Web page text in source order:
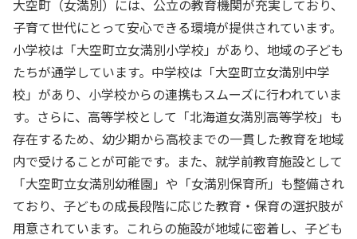
大空町（女満別）には、公立の教育機関が充実しており、
子育て世代にとって安心できる環境が提供されています。
小学校は「大空町立女満別小学校」があり、地域の子ども
たちが通学しています。中学校は「大空町立女満別中学
校」があり、小学校からの連携もスムーズに行われていま
す。さらに、高等学校として「北海道女満別高等学校」も
存在するため、幼少期から高校までの一貫した教育を地域
内で受けることが可能です。また、就学前教育施設として
「大空町立女満別幼稚園」や「女満別保育所」も整備され
ており、子どもの成長段階に応じた教育・保育の選択肢が
用意されています。これらの施設が地域に密着し、子ども